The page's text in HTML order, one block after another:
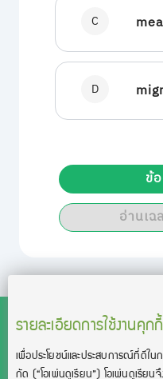
C
D
อ่านเฉ
ข้
รายละเอียดการใช้งานคุกกี้
เพื่อประโยชน์และประสบการณ์ที่ดีใน
กัด (“โอเพ่นดูเรียน”)โอเพ่นดูเรีย
สงวนลิขสิทธิ์โดย บริษัท โอเ